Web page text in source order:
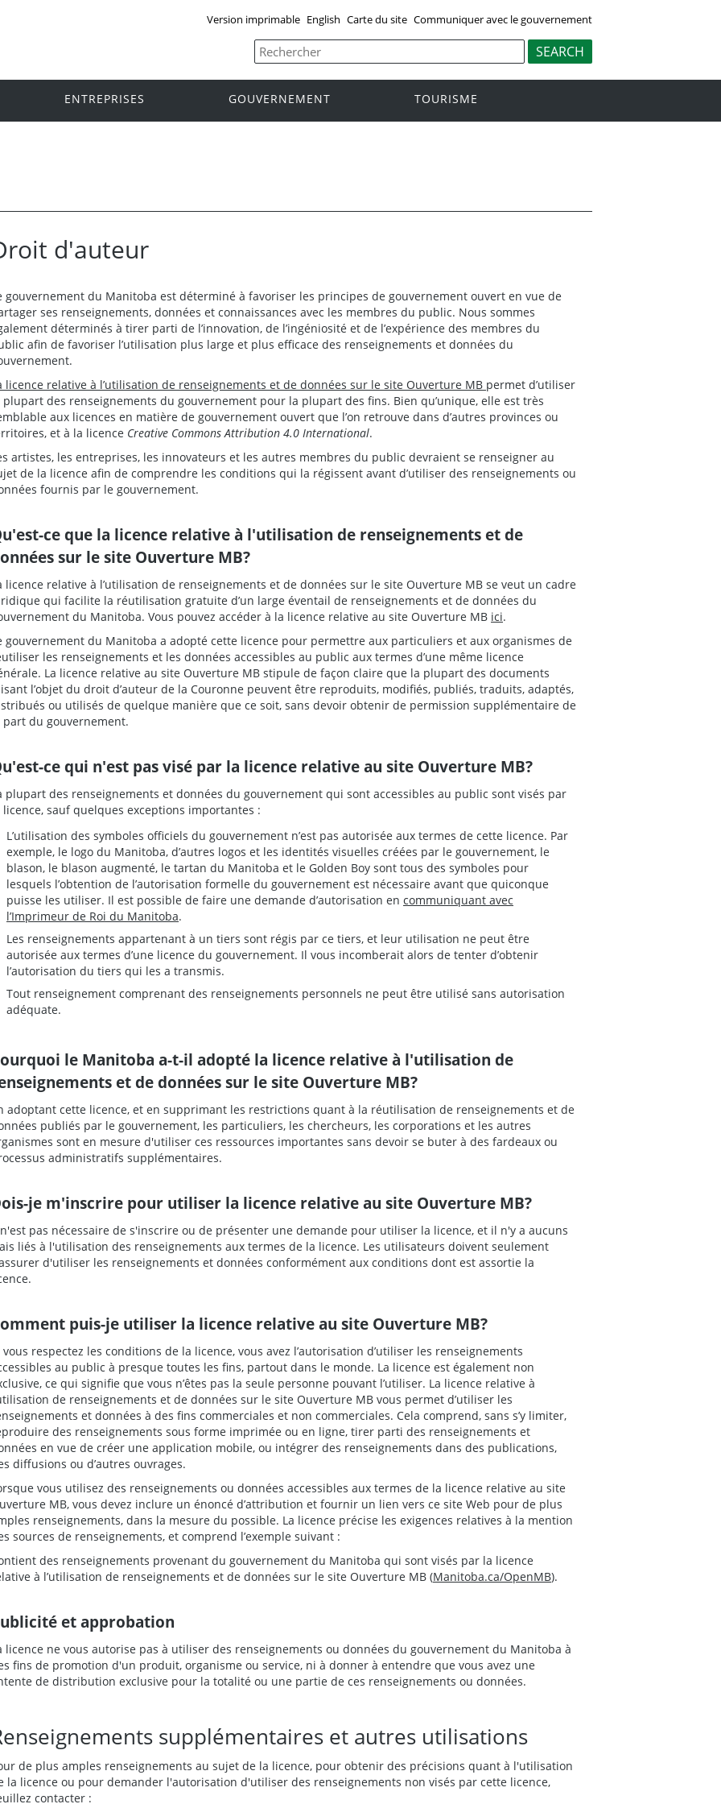
Version imprimable English Carte du site Communiquer avec le gouvernement
ENTREPRISES GOUVERNEMENT TOURISME
d'auteur
gouvernement du Manitoba est déterminé à favoriser les principes de gouvernement ouvert en vue de
ses renseignements, données et connaissances avec les membres du public. Nous sommes
déterminés à tirer parti de l’innovation, de l’ingéniosité et de l’expérience des membres du
afin de favoriser l’utilisation plus large et plus efficace des renseignements et données du
licence relative à l’utilisation de renseignements et de données sur le site Ouverture MB permet d’utiliser
plupart des renseignements du gouvernement pour la plupart des fins. Bien qu’unique, elle est très
aux licences en matière de gouvernement ouvert que l’on retrouve dans d’autres provinces ou
et à la licence Creative Commons Attribution 4.0 International.
artistes, les entreprises, les innovateurs et les autres membres du public devraient se renseigner au
de la licence afin de comprendre les conditions qui la régissent avant d’utiliser des renseignements ou
fournis par le gouvernement.
ce que la licence relative à l'utilisation de renseignements et de
sur le site Ouverture MB?
licence relative à l’utilisation de renseignements et de données sur le site Ouverture MB se veut un cadre
qui facilite la réutilisation gratuite d’un large éventail de renseignements et de données du
du Manitoba. Vous pouvez accéder à la licence relative au site Ouverture MB ici.
gouvernement du Manitoba a adopté cette licence pour permettre aux particuliers et aux organismes de
les renseignements et les données accessibles au public aux termes d’une même licence
La licence relative au site Ouverture MB stipule de façon claire que la plupart des documents
l’objet du droit d’auteur de la Couronne peuvent être reproduits, modifiés, publiés, traduits, adaptés,
ou utilisés de quelque manière que ce soit, sans devoir obtenir de permission supplémentaire de
part du gouvernement.
ce qui n'est pas visé par la licence relative au site Ouverture MB?
plupart des renseignements et données du gouvernement qui sont accessibles au public sont visés par
licence, sauf quelques exceptions importantes :
L’utilisation des symboles officiels du gouvernement n’est pas autorisée aux termes de cette licence. Par
exemple, le logo du Manitoba, d’autres logos et les identités visuelles créées par le gouvernement, le
blason, le blason augmenté, le tartan du Manitoba et le Golden Boy sont tous des symboles pour
lesquels l’obtention de l’autorisation formelle du gouvernement est nécessaire avant que quiconque
puisse les utiliser. Il est possible de faire une demande d’autorisation en communiquant avec
l’Imprimeur de Roi du Manitoba.
Les renseignements appartenant à un tiers sont régis par ce tiers, et leur utilisation ne peut être
autorisée aux termes d’une licence du gouvernement. Il vous incomberait alors de tenter d’obtenir
l’autorisation du tiers qui les a transmis.
Tout renseignement comprenant des renseignements personnels ne peut être utilisé sans autorisation
adéquate.
le Manitoba a-t-il adopté la licence relative à l'utilisation de
et de données sur le site Ouverture MB?
adoptant cette licence, et en supprimant les restrictions quant à la réutilisation de renseignements et de
publiés par le gouvernement, les particuliers, les chercheurs, les corporations et les autres
sont en mesure d'utiliser ces ressources importantes sans devoir se buter à des fardeaux ou
administratifs supplémentaires.
je m'inscrire pour utiliser la licence relative au site Ouverture MB?
pas nécessaire de s'inscrire ou de présenter une demande pour utiliser la licence, et il n'y a aucuns
liés à l'utilisation des renseignements aux termes de la licence. Les utilisateurs doivent seulement
d'utiliser les renseignements et données conformément aux conditions dont est assortie la
puis-je utiliser la licence relative au site Ouverture MB?
vous respectez les conditions de la licence, vous avez l’autorisation d’utiliser les renseignements
au public à presque toutes les fins, partout dans le monde. La licence est également non
ce qui signifie que vous n’êtes pas la seule personne pouvant l’utiliser. La licence relative à
de renseignements et de données sur le site Ouverture MB vous permet d’utiliser les
et données à des fins commerciales et non commerciales. Cela comprend, sans s’y limiter,
des renseignements sous forme imprimée ou en ligne, tirer parti des renseignements et
en vue de créer une application mobile, ou intégrer des renseignements dans des publications,
diffusions ou d’autres ouvrages.
vous utilisez des renseignements ou données accessibles aux termes de la licence relative au site
MB, vous devez inclure un énoncé d’attribution et fournir un lien vers ce site Web pour de plus
renseignements, dans la mesure du possible. La licence précise les exigences relatives à la mention
sources de renseignements, et comprend l’exemple suivant :
des renseignements provenant du gouvernement du Manitoba qui sont visés par la licence
à l’utilisation de renseignements et de données sur le site Ouverture MB (Manitoba.ca/OpenMB).
et approbation
licence ne vous autorise pas à utiliser des renseignements ou données du gouvernement du Manitoba à
fins de promotion d'un produit, organisme ou service, ni à donner à entendre que vous avez une
de distribution exclusive pour la totalité ou une partie de ces renseignements ou données.
supplémentaires et autres utilisations
de plus amples renseignements au sujet de la licence, pour obtenir des précisions quant à l'utilisation
la licence ou pour demander l'autorisation d'utiliser des renseignements non visés par cette licence,
contacter :